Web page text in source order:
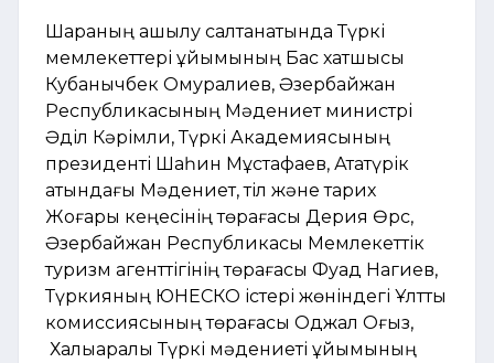
Шараның ашылу салтанатында Түркі
мемлекеттері ұйымының Бас хатшысы
Кубанычбек Омуралиев, Әзербайжан
Республикасының Мәдениет министрі
Әділ Кәрімли, Түркі Академиясының
президенті Шаһин Мұстафаев, Ататүрік
атындағы Мәдениет, тіл және тарих
Жоғары кеңесінің төрағасы Дерия Өрс,
Әзербайжан Республикасы Мемлекеттік
туризм агенттігінің төрағасы Фуад Нагиев,
Түркияның ЮНЕСКО істері жөніндегі Ұлттық
комиссиясының төрағасы Оджал Оғыз,
Халықаралық Түркі мәдениеті ұйымының